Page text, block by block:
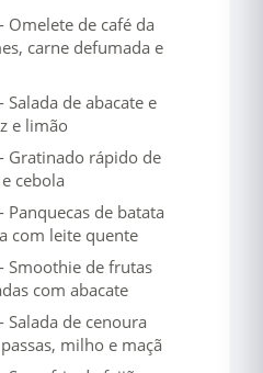
Omelete de café da
carne defumada e
de abacate e
e limão
Gratinado rápido de
cebola
Panquecas de batata
com leite quente
Smoothie de frutas
com abacate
Salada de cenoura
milho e maçã